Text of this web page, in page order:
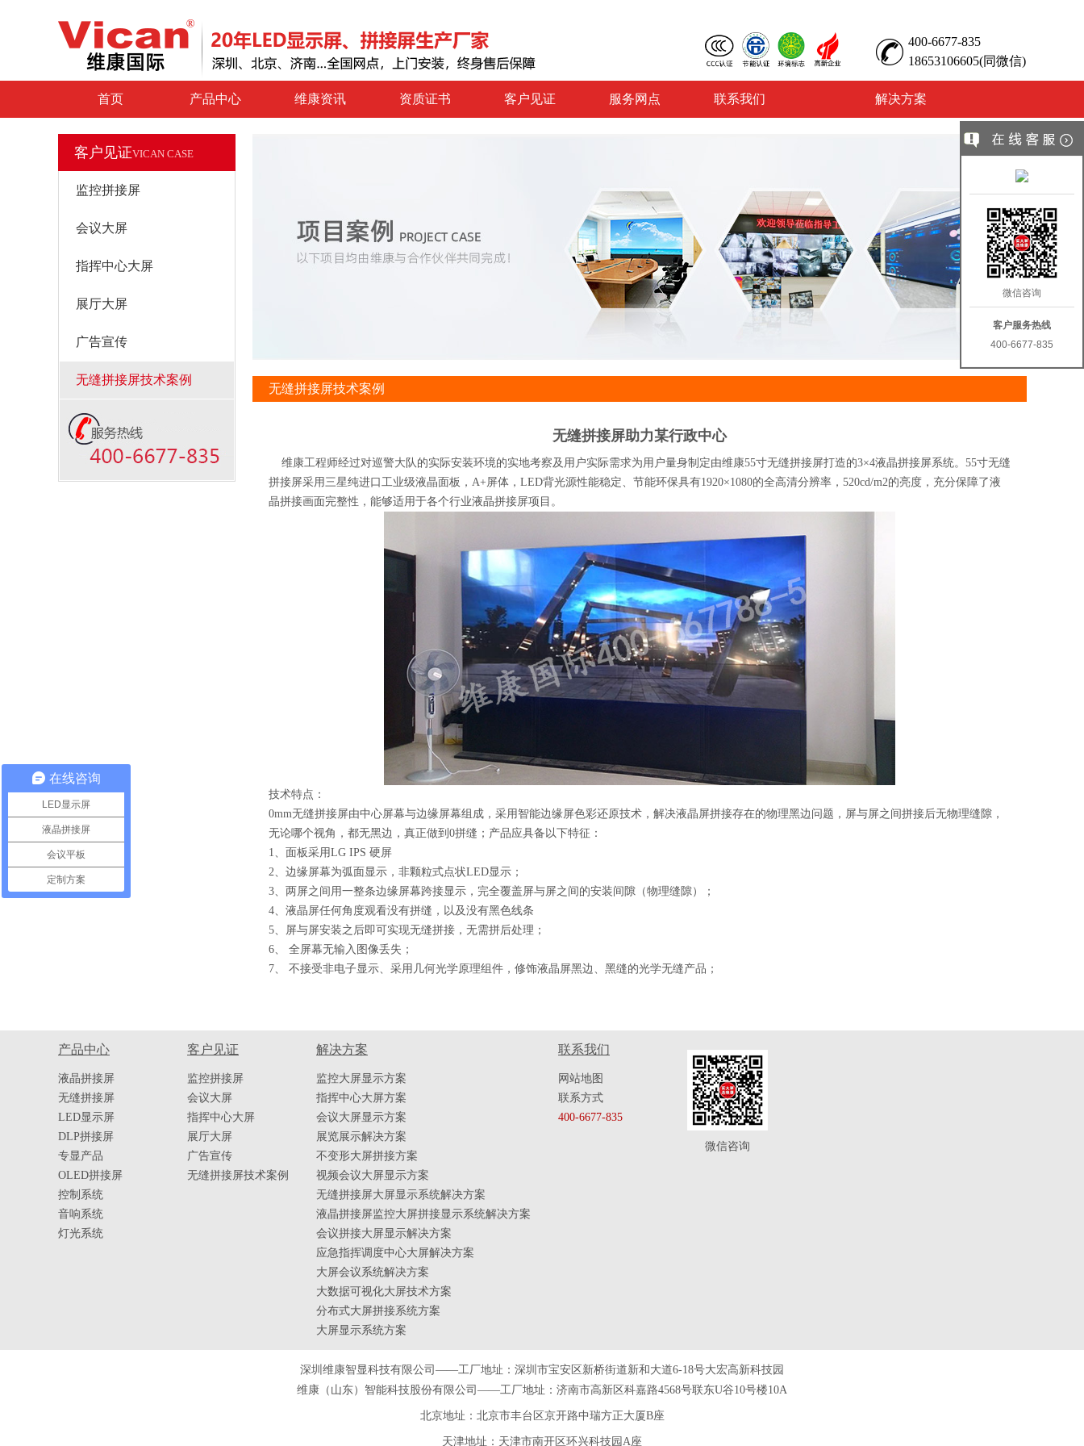
400-6677-835
18653106605(同微信)
首页 产品中心 维康资讯 资质证书 客户见证 服务网点 联系我们 解决方案
客户见证VICAN CASE
监控拼接屏
会议大屏
指挥中心大屏
展厅大屏
广告宣传
无缝拼接屏技术案例
无缝拼接屏技术案例
无缝拼接屏助力某行政中心
维康工程师经过对巡警大队的实际安装环境的实地考察及用户实际需求为用户量身制定由维康55寸无缝拼接屏打造的3×4液晶拼接屏系统。55寸无缝
拼接屏采用三星纯进口工业级液晶面板，A+屏体，LED背光源性能稳定、节能环保具有1920×1080的全高清分辨率，520cd/m2的亮度，充分保障了液
晶拼接画面完整性，能够适用于各个行业液晶拼接屏项目。
技术特点：
0mm无缝拼接屏由中心屏幕与边缘屏幕组成，采用智能边缘屏色彩还原技术，解决液晶屏拼接存在的物理黑边问题，屏与屏之间拼接后无物理缝隙，
无论哪个视角，都无黑边，真正做到0拼缝；产品应具备以下特征：
1、面板采用LG IPS 硬屏
2、边缘屏幕为弧面显示，非颗粒式点状LED显示；
3、两屏之间用一整条边缘屏幕跨接显示，完全覆盖屏与屏之间的安装间隙（物理缝隙）；
4、液晶屏任何角度观看没有拼缝，以及没有黑色线条
5、屏与屏安装之后即可实现无缝拼接，无需拼后处理；
6、 全屏幕无输入图像丢失；
7、 不接受非电子显示、采用几何光学原理组件，修饰液晶屏黑边、黑缝的光学无缝产品；
产品中心
液晶拼接屏
无缝拼接屏
LED显示屏
DLP拼接屏
专显产品
OLED拼接屏
控制系统
音响系统
灯光系统
客户见证
监控拼接屏
会议大屏
指挥中心大屏
展厅大屏
广告宣传
无缝拼接屏技术案例
解决方案
监控大屏显示方案
指挥中心大屏方案
会议大屏显示方案
展览展示解决方案
不变形大屏拼接方案
视频会议大屏显示方案
无缝拼接屏大屏显示系统解决方案
液晶拼接屏监控大屏拼接显示系统解决方案
会议拼接大屏显示解决方案
应急指挥调度中心大屏解决方案
大屏会议系统解决方案
大数据可视化大屏技术方案
分布式大屏拼接系统方案
大屏显示系统方案
联系我们
网站地图
联系方式
400-6677-835
微信咨询
深圳维康智显科技有限公司——工厂地址：深圳市宝安区新桥街道新和大道6-18号大宏高新科技园
维康（山东）智能科技股份有限公司——工厂地址：济南市高新区科嘉路4568号联东U谷10号楼10A
北京地址：北京市丰台区京开路中瑞方正大厦B座
天津地址 ：天津市南开区环兴科技园A座
微信咨询
客户服务热线
400-6677-835
在线咨询
LED显示屏
液晶拼接屏
会议平板
定制方案